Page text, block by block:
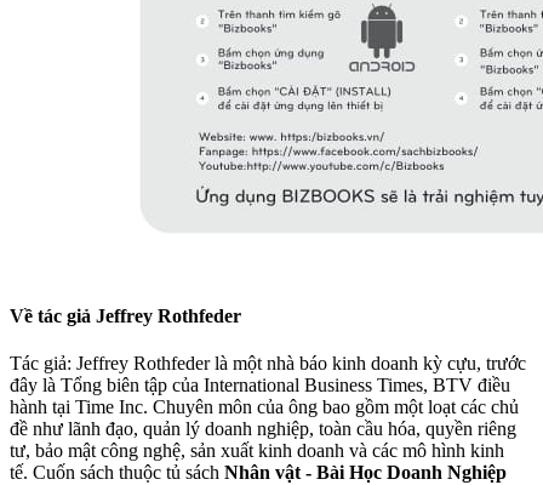
Về tác giả Jeffrey Rothfeder
Tác giả: Jeffrey Rothfeder là một nhà báo kinh doanh kỳ cựu, trước
đây là Tổng biên tập của International Business Times, BTV điều
hành tại Time Inc. Chuyên môn của ông bao gồm một loạt các chủ
đề như lãnh đạo, quản lý doanh nghiệp, toàn cầu hóa, quyền riêng
tư, bảo mật công nghệ, sản xuất kinh doanh và các mô hình kinh
tế. Cuốn sách thuộc tủ sách Nhân vật - Bài Học Doanh Nghiệp